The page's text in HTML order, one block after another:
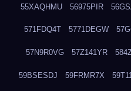
55XAQHMU 56975PIR
571FDQ4T 5771DEGW
57N9R0VG 57Z141YR
59BSESDJ 59FRMR7X